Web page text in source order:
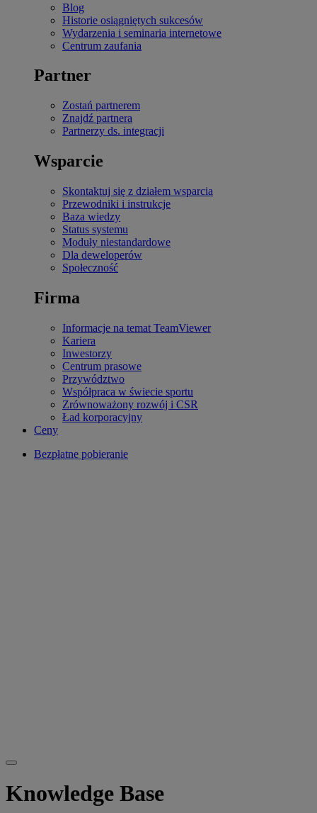
Blog
Historie osiągniętych sukcesów
Wydarzenia i seminaria internetowe
Centrum zaufania
Partner
Zostań partnerem
Znajdź partnera
Partnerzy ds. integracji
Wsparcie
Skontaktuj się z działem wsparcia
Przewodniki i instrukcje
Baza wiedzy
Status systemu
Moduły niestandardowe
Dla deweloperów
Społeczność
Firma
Informacje na temat TeamViewer
Kariera
Inwestorzy
Centrum prasowe
Przywództwo
Współpraca w świecie sportu
Zrównoważony rozwój i CSR
Ład korporacyjny
Ceny
Bezpłatne pobieranie
Knowledge Base